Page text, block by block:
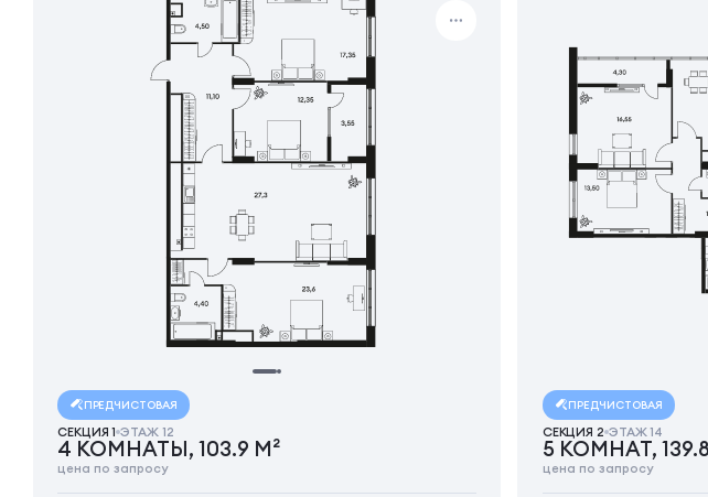
ПРЕДЧИСТОВАЯ
СЕКЦИЯ 1 ЭТАЖ 12
4 КОМНАТЫ, 103.9 М²
цена по запросу
ПРЕДЧИСТОВАЯ
СЕКЦИЯ 2 ЭТАЖ 14
5 КОМНАТ,
цена по запросу